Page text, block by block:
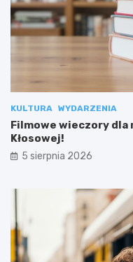
KULTURA WYDARZENIA
Filmowe wieczory
Kłosowej!
5 sierpnia 2026